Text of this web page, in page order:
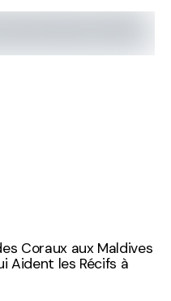
Coraux aux Maldives
Aident les Récifs à